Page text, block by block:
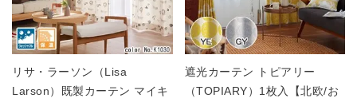
リサ・ラーソン（Lisa
Larson）既製カーテン マイキ
遮光カーテン トピアリー
（TOPIARY）1枚入【北欧/お